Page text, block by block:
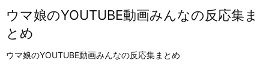
ウマ娘のYOUTUBE動画みんなの反応集ま
とめ
ウマ娘のYOUTUBE動画みんなの反応集まとめ